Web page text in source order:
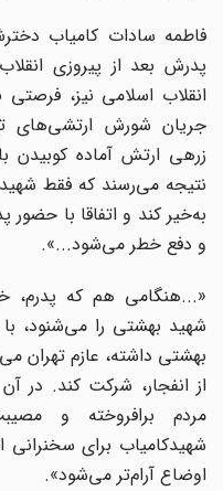
فاطمه‌ سادات کامیاب
پدرش بعد از پیروزی
انقلاب ‌اسلامی نیز، فرصتی
جریان شورش ارتشی‌های
زرهی ارتش آماده کوبیدن
نتیجه می‌رسند که فقط شهید
به‌خیر کند و اتفاقا با حضور
و دفع خطر می‌شود...».
«...هنگامی هم که پدرم،
شهید بهشتی را می‌شنود، با
بهشتی داشته‌، عازم تهران
از انفجار، شرکت کند. در
مردم برافروخته و
شهیدکامیاب برای سخنرانی
اوضاع آرام‌تر می‌شود».